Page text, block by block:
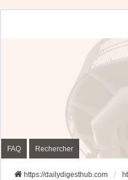
FAQ Rechercher
https://dailydigesthub.com